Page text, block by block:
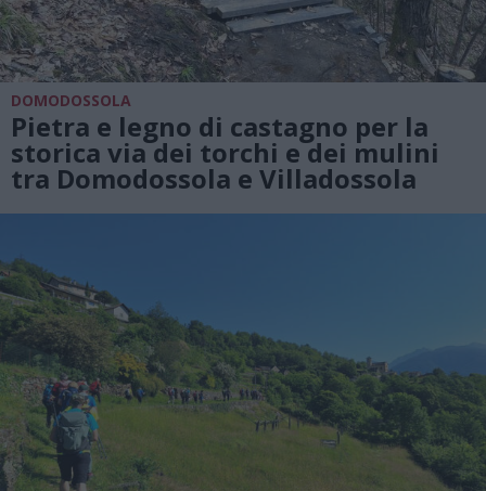
DOMODOSSOLA
Pietra e legno di castagno per la
storica via dei torchi e dei mulini
tra Domodossola e Villadossola